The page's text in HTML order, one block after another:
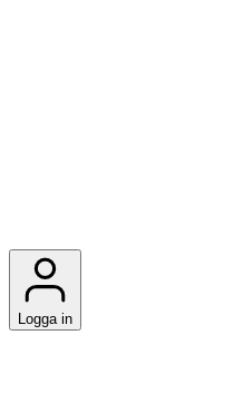
Logga in